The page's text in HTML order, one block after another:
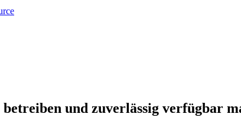
und zuverlässig verfügbar